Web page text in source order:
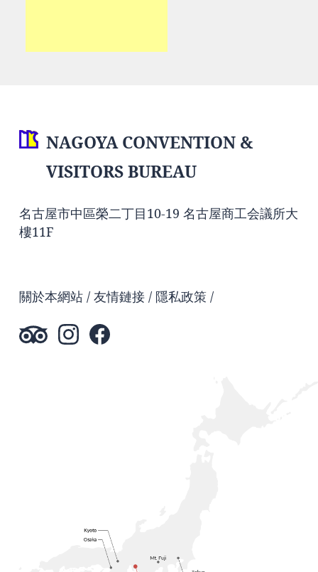
NAGOYA CONVENTION &
VISITORS BUREAU
名古屋市中區榮二丁目10-19 名古屋商工会議所大
樓11F
關於本網站 友情鏈接 隱私政策